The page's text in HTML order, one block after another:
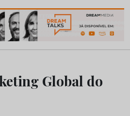
Global do